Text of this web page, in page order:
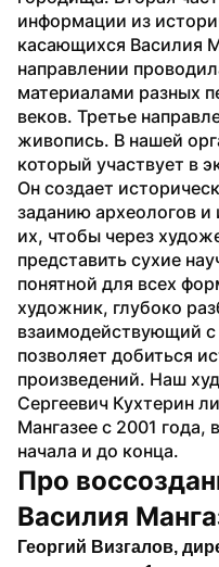
информации из
касающихся Василия
направлении
материалами разных
веков. Третье
живопись. В нашей
который участвует в
Он создает
заданию археологов
их, чтобы через
представить сухие
понятной для всех
художник, глубоко
взаимодействующий
позволяет добиться
произведений. Наш
Сергеевич Кухтерин
Мангазее с 2001 года,
начала и до конца.
Про
Василия
Георгий Визгалов,